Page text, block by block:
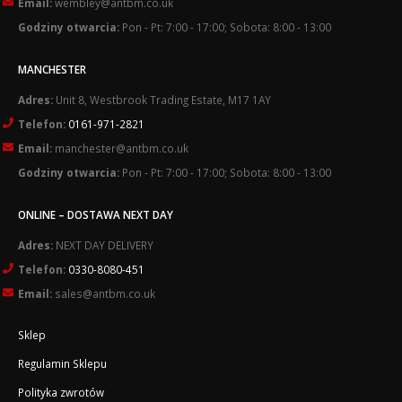
Email:wembley@antbm.co.uk
Godziny otwarcia: Pon - Pt: 7:00 - 17:00; Sobota: 8:00 - 13:00
MANCHESTER
Adres: Unit 8, Westbrook Trading Estate, M17 1AY
Telefon: 0161-971-2821
Email: manchester@antbm.co.uk
Godziny otwarcia: Pon - Pt: 7:00 - 17:00; Sobota: 8:00 - 13:00
ONLINE – DOSTAWA NEXT DAY
Adres: NEXT DAY DELIVERY
Telefon: 0330-8080-451
Email: sales@antbm.co.uk
Sklep
Regulamin Sklepu
Polityka zwrotów